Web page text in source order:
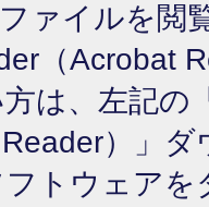
ァイルを閲
（Acrobat
は、左記の
）」
トウェア